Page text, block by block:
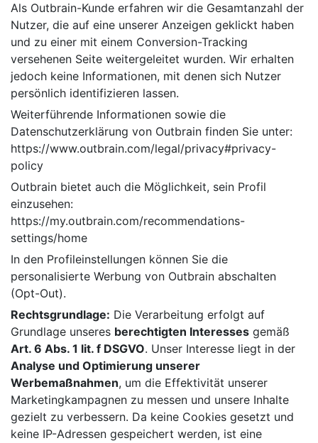
Als Outbrain-Kunde erfahren wir die Gesamtanzahl der
Nutzer, die auf eine unserer Anzeigen geklickt haben
und zu einer mit einem Conversion-Tracking
versehenen Seite weitergeleitet wurden. Wir erhalten
jedoch keine Informationen, mit denen sich Nutzer
persönlich identifizieren lassen.
Weiterführende Informationen sowie die
Datenschutzerklärung von Outbrain finden Sie unter:
https://www.outbrain.com/legal/privacy#privacy-
policy
Outbrain bietet auch die Möglichkeit, sein Profil
einzusehen:
https://my.outbrain.com/recommendations-
settings/home
In den Profileinstellungen können Sie die
personalisierte Werbung von Outbrain abschalten
(Opt-Out).
Rechtsgrundlage: Die Verarbeitung erfolgt auf
Grundlage unseres berechtigten Interesses gemäß
Art. 6 Abs. 1 lit. f DSGVO. Unser Interesse liegt in der
Analyse und Optimierung unserer
Werbemaßnahmen, um die Effektivität unserer
Marketingkampagnen zu messen und unsere Inhalte
gezielt zu verbessern. Da keine Cookies gesetzt und
keine IP-Adressen gespeichert werden, ist eine